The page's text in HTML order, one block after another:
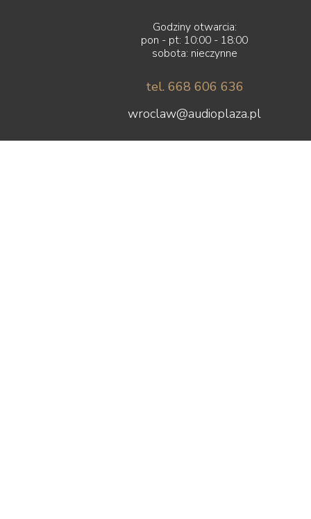
Godziny otwarcia:
pon - pt: 10:00 - 18:00
sobota: nieczynne
tel. 668 606 636
wroclaw@audioplaza.pl